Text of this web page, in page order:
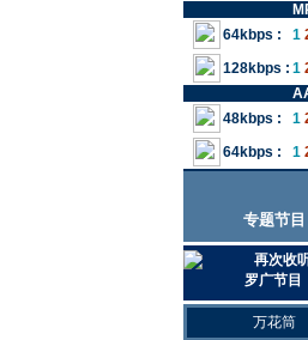
64kbps :
1
128kbps : 1
48kbps :
1
64kbps :
1
专题节目
再次收
罗广节目
万花筒